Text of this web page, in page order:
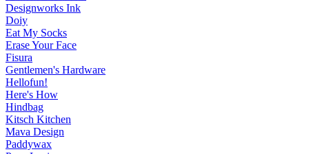
Designworks Ink
Doiy
Eat My Socks
Erase Your Face
Fisura
Gentlemen's Hardware
Hellofun!
Here's How
Hindbag
Kitsch Kitchen
Mava Design
Paddywax